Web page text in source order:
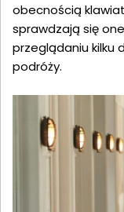
obecnością
sprawdzają się
przeglądaniu kilku
podróży.